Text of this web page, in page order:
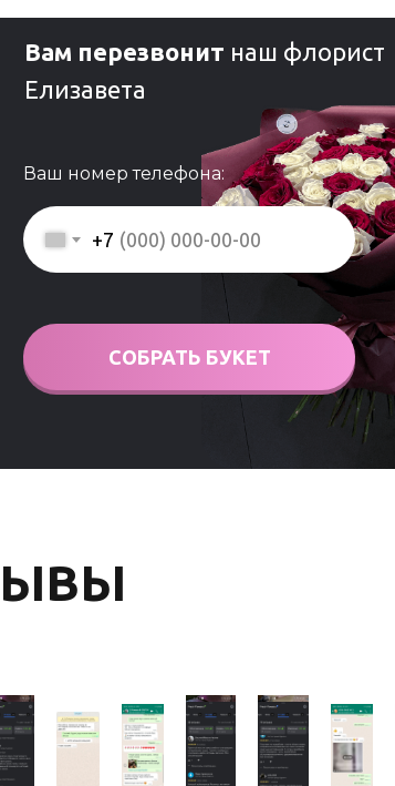
Ваш номер телефона:
+7
СОБРАТЬ БУКЕТ
Вам перезвонит наш флорист
Елизавета